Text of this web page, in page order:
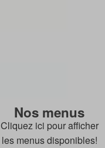
Nos menus
Cliquez ici pour afficher
les menus disponibles!